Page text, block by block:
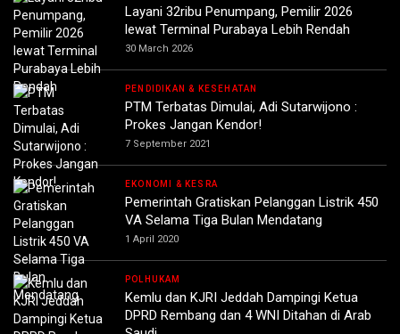
Layani 32ribu Penumpang, Pemilir 2026
lewat Terminal Purabaya Lebih Rendah
30 March 2026
PENDIDIKAN & KESEHATAN
PTM Terbatas Dimulai, Adi Sutarwijono :
Prokes Jangan Kendor!
7 September 2021
EKONOMI & KESRA
Pemerintah Gratiskan Pelanggan Listrik 450
VA Selama Tiga Bulan Mendatang
1 April 2020
POLHUKAM
Kemlu dan KJRI Jeddah Dampingi Ketua
DPRD Rembang dan 4 WNI Ditahan di Arab